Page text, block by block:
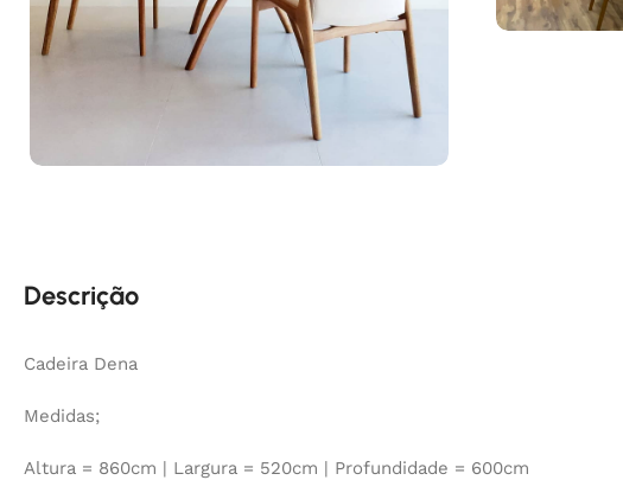
Descrição
Cadeira Dena
Medidas;
Altura = 860cm | Largura = 520cm | Profundidade = 600cm